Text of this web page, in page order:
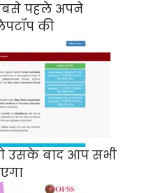
पहले अपने
की
को उसके बाद आप सभी